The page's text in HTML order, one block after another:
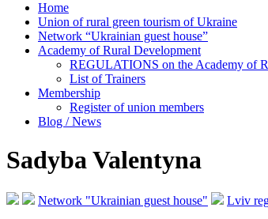
Home
Union of rural green tourism of Ukraine
Network “Ukrainian guest house”
Academy of Rural Development
REGULATIONS on the Academy of
List of Trainers
Membership
Register of union members
Blog / News
Sadyba Valentyna
Network "Ukrainian guest house" Lviv